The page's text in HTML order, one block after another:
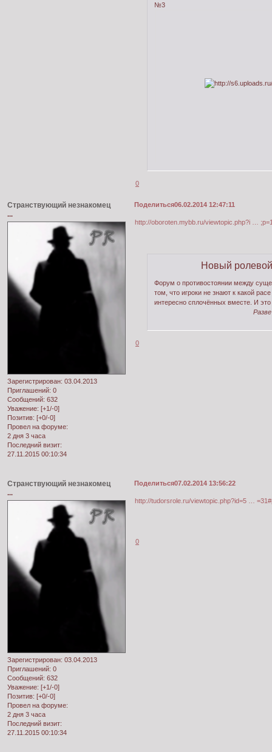
№3
0
Поделиться06.02.2014 12:47:11
Странствующий незнакомец
...
Зарегистрирован: 03.04.2013
Приглашений: 0
Сообщений: 632
Уважение: [+1/-0]
Позитив: [+0/-0]
Провел на форуме:
2 дня 3 часа
Последний визит:
27.11.2015 00:10:34
http://oboroten.mybb.ru/viewtopic.php?i …
Новый
Форум о противостоянии между
том, что игроки не знают к какой
интересно сплочённых вместе. И
0
Поделиться07.02.2014 13:56:22
Странствующий незнакомец
...
Зарегистрирован: 03.04.2013
Приглашений: 0
Сообщений: 632
Уважение: [+1/-0]
Позитив: [+0/-0]
Провел на форуме:
2 дня 3 часа
Последний визит:
27.11.2015 00:10:34
http://tudorsrole.ru/viewtopic.php?id=5 …
0